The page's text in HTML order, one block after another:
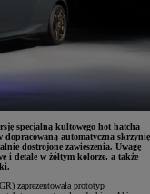
specjalną kultowego hot hatcha
dopracowaną automatyczna skrzynię
dostrojone zawieszenia. Uwagę
i detale w żółtym kolorze, a także
zaprezentowała prototyp